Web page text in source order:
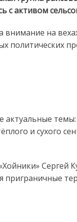
с активом
на
политических
актуальные
и сухого
Сергей
приграничные